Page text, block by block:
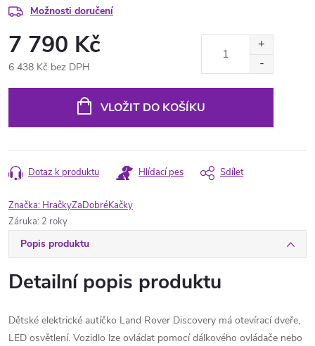
Možnosti doručení
7 790 Kč
6 438 Kč bez DPH
VLOŽIT DO KOŠÍKU
Dotaz k produktu Hlídací pes Sdílet
Značka: HračkyZaDobréKačky
Záruka: 2 roky
Popis produktu
Detailní popis produktu
Dětské elektrické autíčko Land Rover Discovery má otevírací dveře,
LED osvětlení. Vozidlo lze ovládat pomocí dálkového ovládače nebo